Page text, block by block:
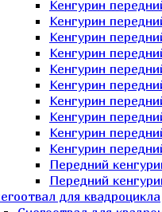
Кенгурин
Кенгурин
Кенгурин
Кенгурин
Кенгурин
Кенгурин
Кенгурин
Кенгурин
Кенгурин
Кенгурин
Передний
Передний
для квадроцикла